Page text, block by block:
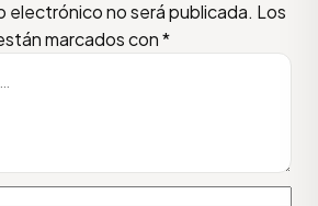
electrónico no será publicada. Los
marcados con*